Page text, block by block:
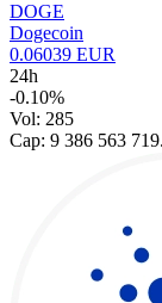
DOGE
Dogecoin
0.06039 EUR
24h
-0.10%
Vol: 285
Cap: 9 386 563